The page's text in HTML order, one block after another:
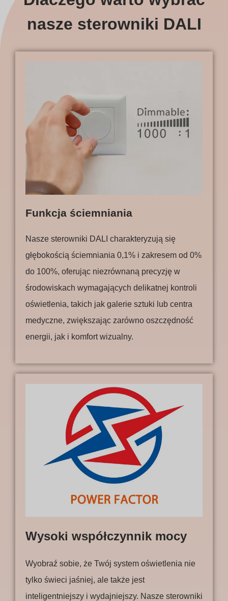
nasze sterowniki DALI
Funkcja ściemniania
Nasze sterowniki DALI charakteryzują się
głębokością ściemniania 0,1% i zakresem od 0%
do 100%, oferując niezrównaną precyzję w
środowiskach wymagających delikatnej kontroli
oświetlenia, takich jak galerie sztuki lub centra
medyczne, zwiększając zarówno oszczędność
energii, jak i komfort wizualny.
Wysoki współczynnik mocy
Wyobraź sobie, że Twój system oświetlenia nie
tylko świeci jaśniej, ale także jest
inteligentniejszy i wydajniejszy. Nasze sterowniki